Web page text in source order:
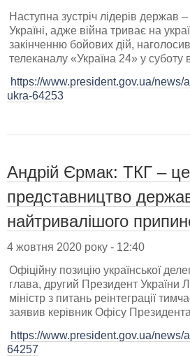
Наступна зустріч лідерів
Україні, адже війна триває на
закінченню бойових дій,
телеканалу «Україна 24» у суботу
https://www.president.gov.ua/
ukra-64253
Андрій Єрмак: ТКГ –
представництво
найтривалішого
4 жовтня 2020 року - 12:40
Офіційну позицію української
глава, другий Президент України
міністр з питань реінтеграції
заявив керівник Офісу
https://www.president.gov.ua/
64257